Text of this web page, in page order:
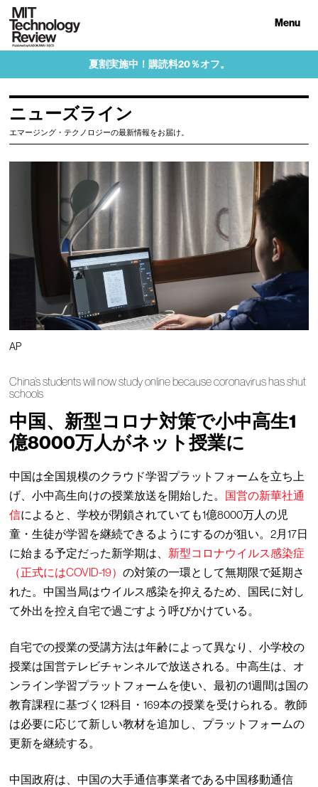
Menu
夏割実施中！購読料20％オフ。
ニューズライン
エマージング・テクノロジーの最新情報をお届け。
AP
China’s students will now study online because coronavirus has shut
schools
中国、新型コロナ対策で小中高生1
億8000万人がネット授業に
中国は全国規模のクラウド学習プラットフォームを立ち上
げ、小中高生向けの授業放送を開始した。 国営の新華社通
信によると、学校が閉鎖されていても1億8000万人の児
童・生徒が学習を継続できるようにするのが狙い。2月17日
に始まる予定だった新学期は、 新型コロナウイルス感染症
（正式にはCOVID-19）の対策の一環として無期限で延期さ
れた。中国当局はウイルス感染を抑えるため、国民に対し
て外出を控え自宅で過ごすよう呼びかけている。
自宅での授業の受講方法は年齢によって異なり、小学校の
授業は国営テレビチャンネルで放送される。中高生は、オ
ンライン学習プラットフォームを使い、最初の1週間は国の
教育課程に基づく12科目・169本の授業を受けられる。教師
は必要に応じて新しい教材を追加し、プラットフォームの
更新を継続する。
中国政府は、中国の大手通信事業者である中国移動通信